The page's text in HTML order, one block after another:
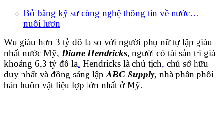
Bỏ bằng kỹ sư công nghệ thông tin về nước…
nuôi lươn
Wu giàu hơn 3 tỷ đô la so với người phụ nữ tự lập giàu
nhất nước Mỹ, Diane Hendricks, người có tài sản trị giá
khoảng 6,3 tỷ đô la. Hendricks là chủ tịch, chủ sở hữu
duy nhất và đồng sáng lập ABC Supply, nhà phân phối
bán buôn vật liệu lợp lớn nhất ở Mỹ.